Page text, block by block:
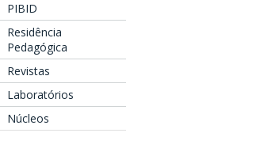
PIBID
Residência
Pedagógica
Revistas
Laboratórios
Núcleos